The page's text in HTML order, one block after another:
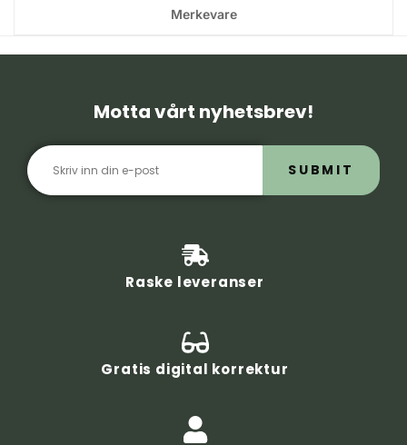
Merkevare
Motta vårt nyhetsbrev!
SUBMIT
Raske leveranser
Gratis digital korrektur